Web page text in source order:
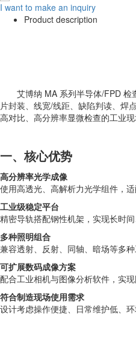
I want to make an inquiry
Product description
艾博纳 MA 系列半导体/FPD
片封装、线宽/线距、缺陷判读、焊
高对比、高分辨率显微检查的工业现
一、核心优势
高分辨率光学成像
使用高透光、高解析力光学组件，适
工业级稳定平台
精密导轨搭配钢性机架，实现长时间
多种照明组合
兼容透射、反射、同轴、暗场等多种
可扩展数码成像方案
配合工业相机与图像分析软件，实
符合制造现场使用需求
设计考虑操作便捷、日常维护低、环